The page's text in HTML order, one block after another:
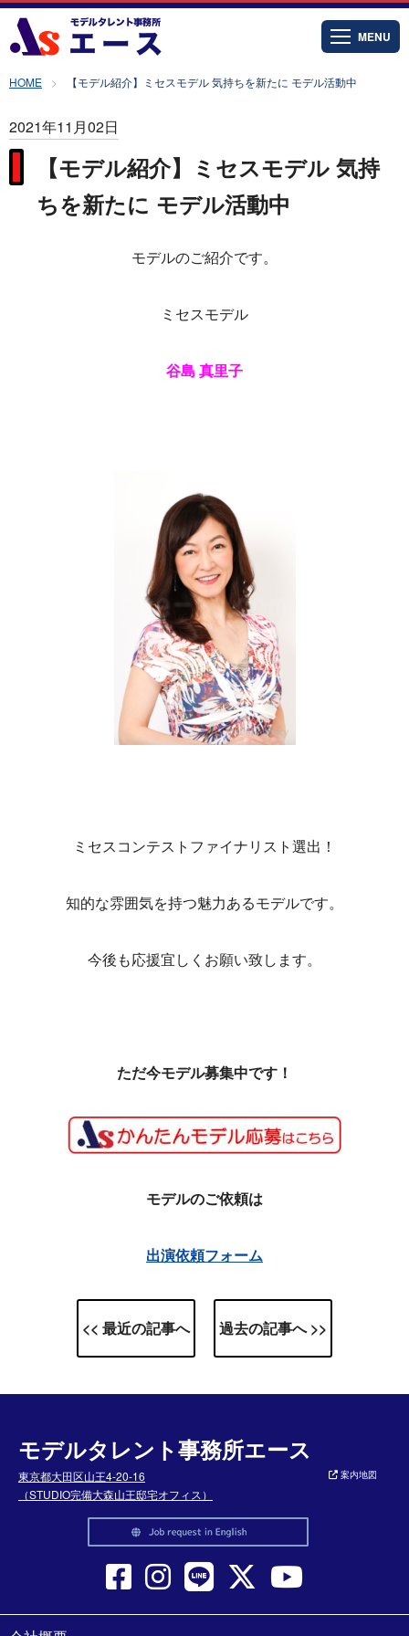
MENU
HOME 【モデル紹介】ミセスモデル 気持ちを新たに モデル活動中
2021年11月02日
【モデル紹介】ミセスモデル 気持
ちを新たに モデル活動中
モデルのご紹介です。
ミセスモデル
谷島 真里子
ミセスコンテストファイナリスト選出！
知的な雰囲気を持つ魅力あるモデルです。
今後も応援宜しくお願い致します。
ただ今モデル募集中です！
モデルのご依頼は
出演依頼フォーム
<< 最近の記事へ 過去の記事へ >>
モデルタレント事務所エース
東京都大田区山王4-20-16
（STUDIO完備大森山王邸宅オフィス）
案内地図